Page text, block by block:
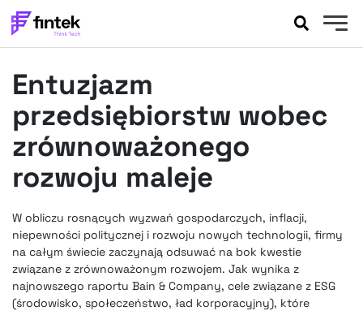
BANKOWOŚĆ
FELIETONY
WYWIADY
LEGAL
FINTEK EXTRA
OKIEM EKSPERTA
Entuzjazm
przedsiębiorstw wobec
zrównoważonego
rozwoju maleje
W obliczu rosnących wyzwań gospodarczych, inflacji,
niepewności politycznej i rozwoju nowych technologii, firmy
na całym świecie zaczynają odsuwać na bok kwestie
związane z zrównoważonym rozwojem. Jak wynika z
najnowszego raportu Bain & Company, cele związane z ESG
(środowisko, społeczeństwo, ład korporacyjny), które